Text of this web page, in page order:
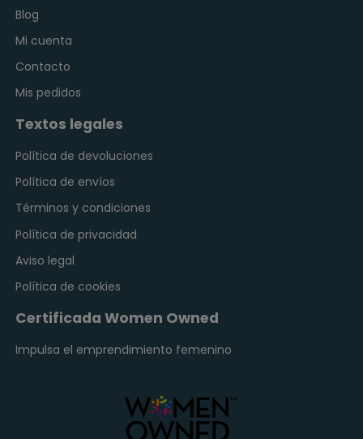
Blog
Mi cuenta
Contacto
Mis pedidos
Textos legales
Política de devoluciones
Política de envíos
Términos y condiciones
Política de privacidad
Aviso legal
Política de cookies
Certificada Women Owned
Impulsa el emprendimiento femenino